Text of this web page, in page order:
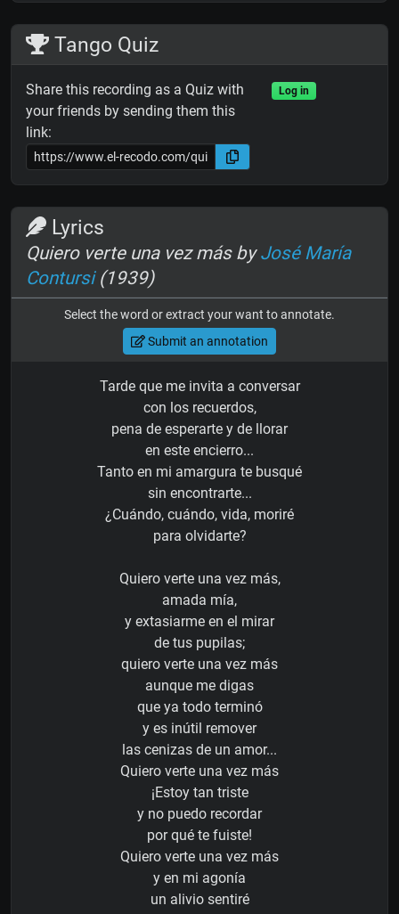
Tango Quiz
Share this recording as a Quiz with
your friends by sending them this
link:
Log in
Lyrics
Quiero verte una vez más byJosé María
Contursi(1939)
Select the word or extract your want to annotate.
Submit an annotation
Tarde que me invita a conversar
con los recuerdos,
pena de esperarte y de llorar
en este encierro...
Tanto en mi amargura te busqué
sin encontrarte...
¿Cuándo, cuándo, vida, moriré
para olvidarte?
Quiero verte una vez más,
amada mía,
y extasiarme en el mirar
de tus pupilas;
quiero verte una vez más
aunque me digas
que ya todo terminó
y es inútil remover
las cenizas de un amor...
Quiero verte una vez más
¡Estoy tan triste
y no puedo recordar
por qué te fuiste!
Quiero verte una vez más
y en mi agonía
un alivio sentiré